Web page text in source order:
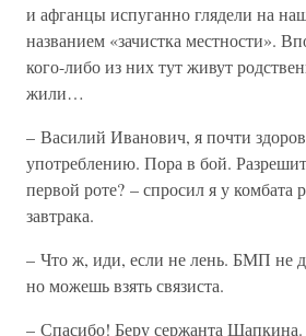
и афганцы испуганно глядели на
названием «зачистка местности».
кого-либо из них тут живут
жили…
– Василий Иванович, я почти
употреблению. Пора в бой.
первой роте? – спросил я у комбата
завтрака.
– Что ж, иди, если не лень. БМП не
но можешь взять связиста.
– Спасибо! Беру сержанта